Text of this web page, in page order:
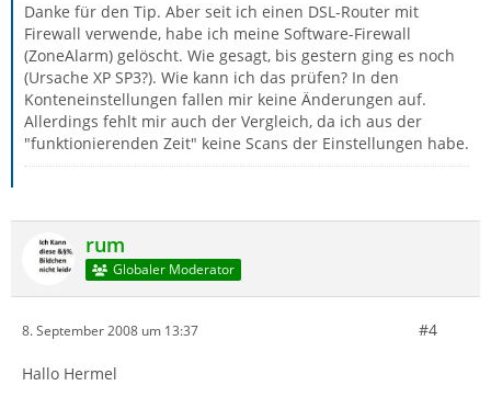
Danke für den Tip. Aber seit ich einen DSL-Router mit
Firewall verwende, habe ich meine Software-Firewall
(ZoneAlarm) gelöscht. Wie gesagt, bis gestern ging es noch
(Ursache XP SP3?). Wie kann ich das prüfen? In den
Konteneinstellungen fallen mir keine Änderungen auf.
Allerdings fehlt mir auch der Vergleich, da ich aus der
"funktionierenden Zeit" keine Scans der Einstellungen habe.
rum
Globaler Moderator
8. September 2008 um 13:37 #4
Hallo Hermel